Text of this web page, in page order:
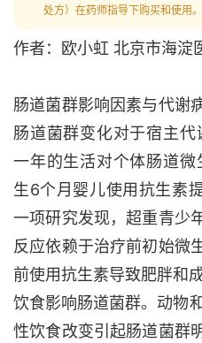
处方）在药师指导下购买和使用。
作者：欧小虹 北京市海淀
肠道菌群影响因素与代谢
肠道菌群变化对于宿主
一年的生活对个体肠道
生6个月婴儿使用抗生素
一项研究发现，超重青少
反应依赖于治疗前初始微
前使用抗生素导致肥胖和
饮食影响肠道菌群。动物
性饮食改变引起肠道菌群